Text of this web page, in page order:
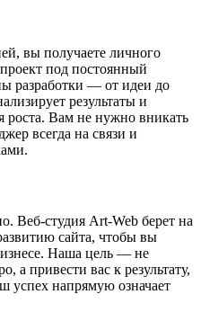
вы получаете личного
под постоянный
разработки — от идеи до
результаты и
роста. Вам не нужно вникать
всегда на связи и
Веб-студия Art-Web берет на
сайта, чтобы вы
Наша цель — не
а привести вас к результату,
успех напрямую означает